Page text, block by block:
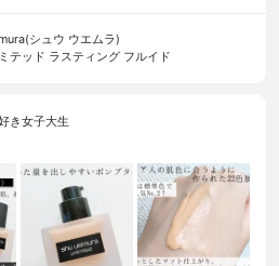
シュウ ウエムラ)
テッド ラスティング フルイド
き女子大生